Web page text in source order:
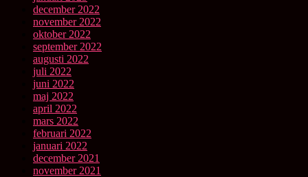
december 2022
november 2022
oktober 2022
september 2022
augusti 2022
juli 2022
juni 2022
maj 2022
april 2022
mars 2022
februari 2022
januari 2022
december 2021
november 2021